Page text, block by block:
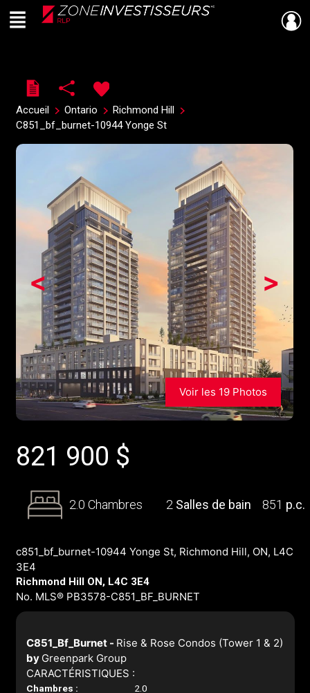
Live
En Direct
Menu
Accueil Ontario
Richmond Hill
C851_bf_burnet-10944 Yonge St
>
<
Voir les 19 Photos
821 900 $
2.0 Chambres 2 Salles de bain 851 p.c.
c851_bf_burnet-10944 Yonge St, Richmond Hill, ON, L4C
3E4
Richmond Hill ON, L4C 3E4
No. MLS® PB3578-C851_BF_BURNET
C851_Bf_Burnet - Rise & Rose Condos (Tower 1 & 2)
by Greenpark Group
CARACTÉRISTIQUES :
Chambres :
2.0